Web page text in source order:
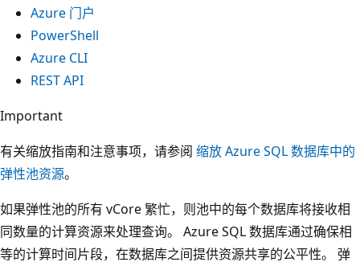
Azure 门户
PowerShell
Azure CLI
REST API
Important
有关缩放指南和注意事项，请参阅 缩放 Azure SQL 数据库中的
弹性池资源。
如果弹性池的所有 vCore 繁忙，则池中的每个数据库将接收相
同数量的计算资源来处理查询。 Azure SQL 数据库通过确保相
等的计算时间片段，在数据库之间提供资源共享的公平性。 弹